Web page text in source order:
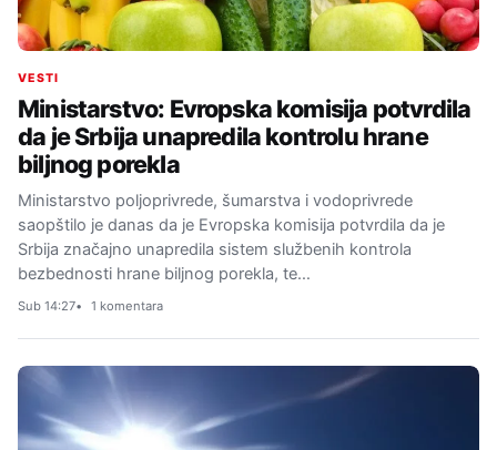
VESTI
Ministarstvo: Evropska komisija potvrdila
da je Srbija unapredila kontrolu hrane
biljnog porekla
Ministarstvo poljoprivrede, šumarstva i vodoprivrede
saopštilo je danas da je Evropska komisija potvrdila da je
Srbija značajno unapredila sistem službenih kontrola
bezbednosti hrane biljnog porekla, te…
Sub 14:27 1 komentara